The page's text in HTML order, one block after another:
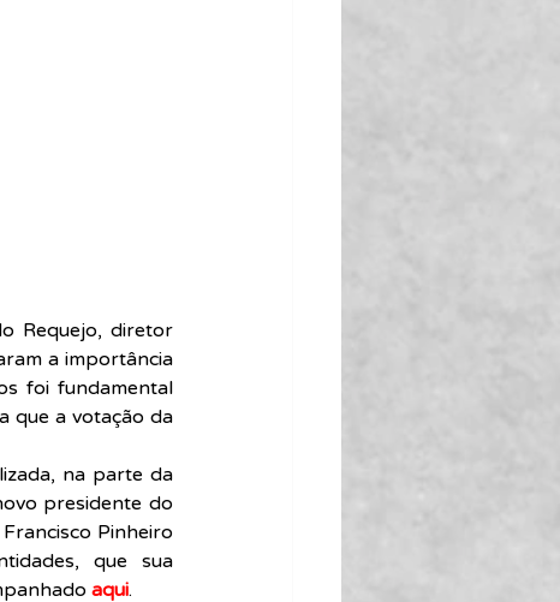
Requejo, diretor
a importância
foi fundamental
que a votação da
na parte da
presidente do
Pinheiro
que sua
aqui.